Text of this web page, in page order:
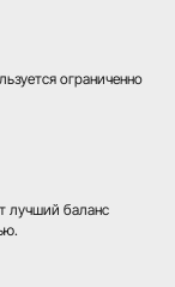
ограниченно
лучший баланс